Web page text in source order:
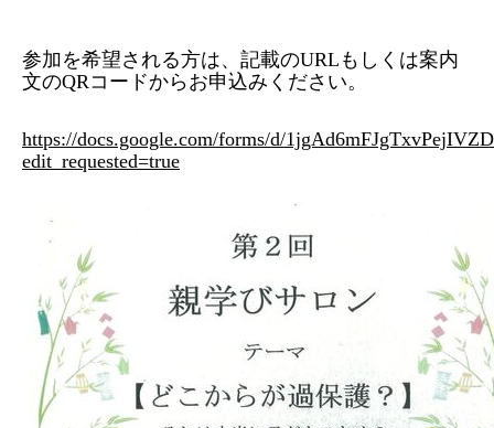
参加を希望される方は、記載のURL もしくは案内
文のQRコードからお申込みください。
https://docs.google.com/forms/d/
edit_requested=true